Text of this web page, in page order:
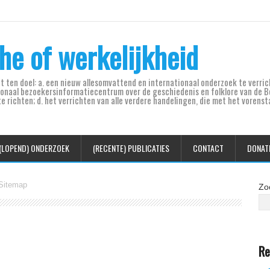
of werkelijkheid
doel: a. een nieuw allesomvattend en internationaal onderzoek te
bezoekersinformatiecentrum over de geschiedenis en folklore van de
d. het verrichten van alle verdere handelingen, die met het
(LOPEND) ONDERZOEK (RECENTE) PUBLICATIES CONTACT